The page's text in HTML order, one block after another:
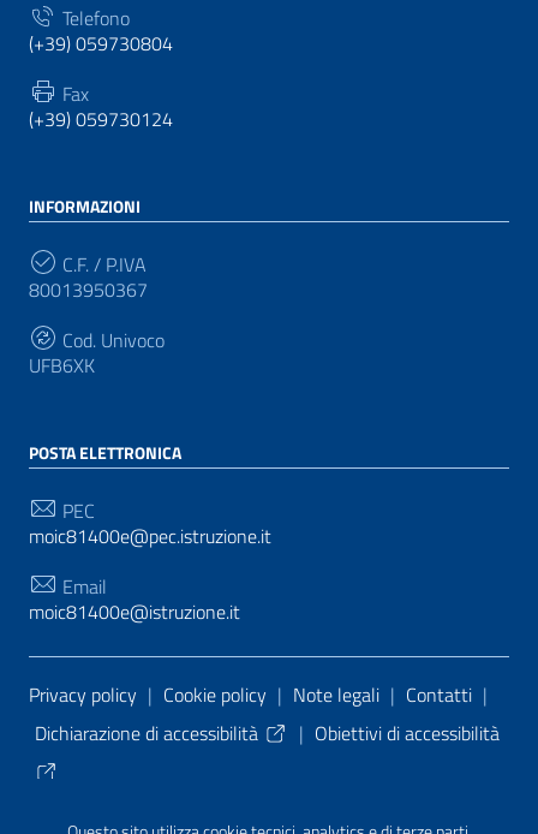
Telefono
(+39) 059730804
Fax
(+39) 059730124
INFORMAZIONI
C.F. / P.IVA
80013950367
Cod. Univoco
UFB6XK
POSTA ELETTRONICA
PEC
moic81400e@pec.istruzione.it
Email
moic81400e@istruzione.it
Sezione Link Utili
Privacy policy | Cookie policy | Note legali | Contatti |
Dichiarazione di accessibilità
| Obiettivi di accessibilità